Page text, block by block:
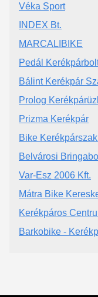
Véka Sport
INDEX Bt.
MARCALIBIKE
Pedál
Bálint Kerékpár
Prolog
Prizma Kerékpár
Bike
Belvárosi
Var-Esz 2006 Kft.
Mátra Bike
Kerékpáros
Barkobike -